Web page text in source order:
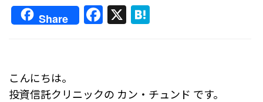
Share F
a
b
X
a
こんにちは。
投資信託クリニックの カン・チュンド です。